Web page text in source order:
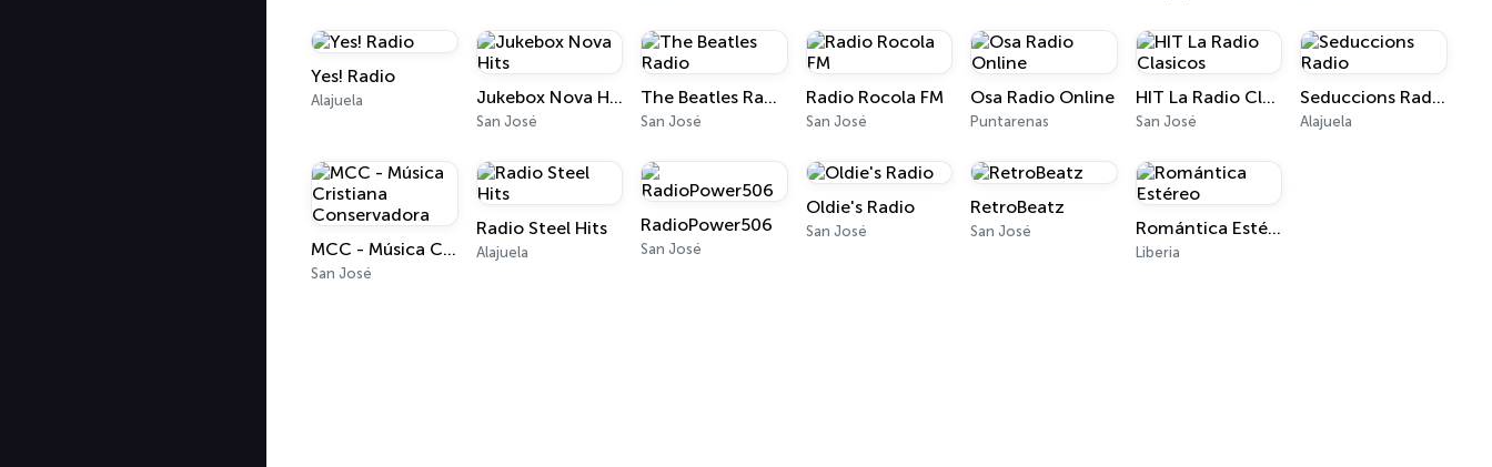
Yes! Radio
Alajuela Jukebox Nova Hits
San José
The Beatles Radio
San José
Radio Rocola FM
San José
Osa Radio Online
Puntarenas
HIT La Radio Clasicos
San José
Seduccions Radio
Alajuela
MCC - Música Cristiana Conservadora
San José
Radio Steel Hits
Alajuela
RadioPower506
San José
Oldie's Radio
San José
RetroBeatz
San José Romántica Estéreo
Liberia